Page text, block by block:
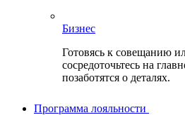
Бизнес
Готовясь к совещанию
сосредоточьтесь на
позаботятся о деталях.
Программа лояльности